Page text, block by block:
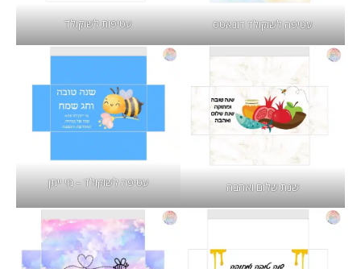
עטיפה לשוקולד דונאטס עטיפות לשוקולד
שנת שלום ואהבה עטיפה לשוקולד – מי ייתן